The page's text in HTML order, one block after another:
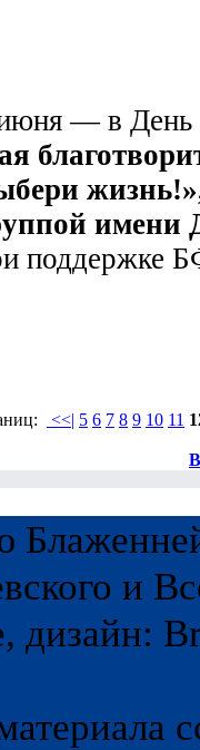
— в День
имени
поддержке
<<| 5 6 7 8 9 10 11
и
дизайн: